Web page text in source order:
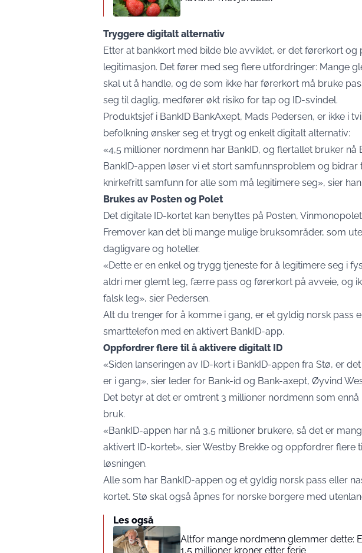
Tryggere digitalt alternativ
Etter at bankkort med bilde ble avviklet, er det førerkort
legitimasjon. Det fører med seg flere utfordringer: Mange
skal ut å handle, og de som ikke har førerkort må bruke
seg til daglig, medfører økt risiko for tap og ID-svindel.
Produktsjef i BankID BankAxept, Mads Pedersen, er ikke i
befolkning ønsker seg et trygt og enkelt digitalt alternativ:
«4,5 millioner nordmenn har BankID, og flertallet bruker nå
BankID-appen løser vi et stort samfunnsproblem og
knirkefritt samfunn for alle som må legitimere seg», sier han.
Brukes av Posten og Polet
Det digitale ID-kortet kan benyttes på Posten,
Fremover kan det bli mange mulige bruksområder, som
dagligvare og hoteller.
«Dette er en enkel og trygg tjeneste for å legitimere seg i
aldri mer glemt leg, færre pass og førerkort på avveie, og
falsk leg», sier Pedersen.
Alt du trenger for å komme i gang, er et gyldig norsk pass
smarttelefon med en aktivert BankID-app.
Oppfordrer flere til å aktivere digitalt ID
«Siden lanseringen av ID-kort i BankID-appen fra Stø, er
er i gang», sier leder for Bank-id og Bank-axept, Øyvind
Det betyr at det er omtrent 3 millioner nordmenn som ennå
bruk.
«BankID-appen har nå 3,5 millioner brukere, så det er
aktivert ID-kortet», sier Westby Brekke og oppfordrer flere
løsningen.
Alle som har BankID-appen og et gyldig norsk pass eller
kortet. Stø skal også åpnes for norske borgere med
Les også
Altfor mange nordmenn glemmer dette:
1,5 millioner kroner etter ferie